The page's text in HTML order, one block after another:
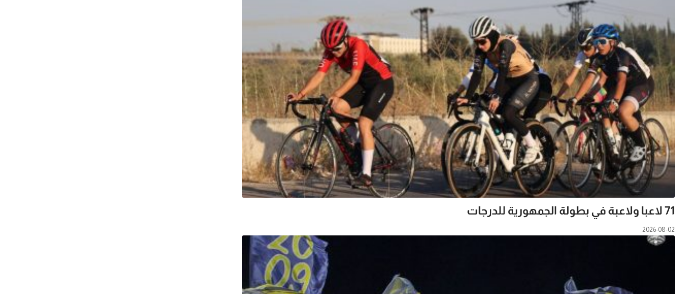
71 لاعبا ولاعبة في بطولة الجمهورية للدرجات
2026-08-02